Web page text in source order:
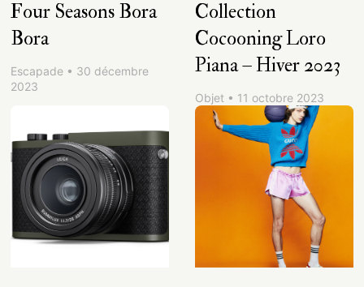
Four Seasons Bora
Bora
Escapade • 30 décembre
2023
Collection
Cocooning Loro
Piana – Hiver 2023
Objet • 11 octobre 2023